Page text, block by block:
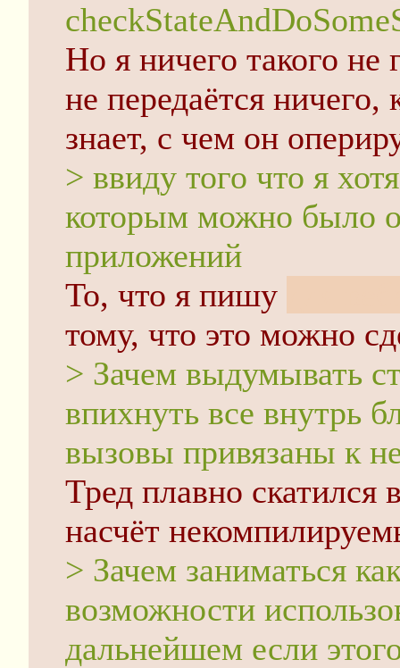
Но я ничего такого
не передаётся
знает, с чем он
> ввиду того что я
которым можно было
приложений
То, что я пишу
тому, что это можно
> Зачем выдумывать
впихнуть все внутрь
вызовы привязаны к
Тред плавно
насчёт
> Зачем заниматься
возможности
дальнейшем если